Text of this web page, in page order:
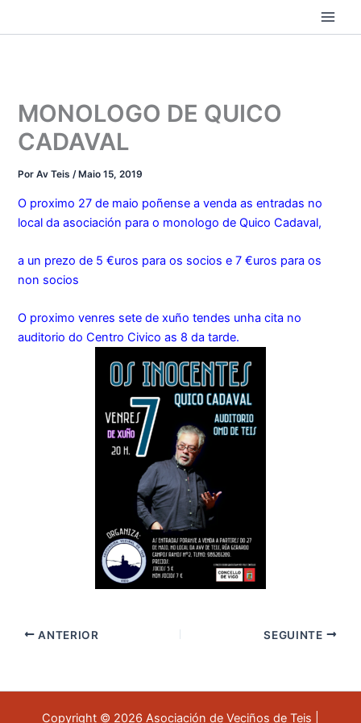
MONOLOGO DE QUICO
CADAVAL
PorAv Teis/ Maio 15, 2019
O proximo 27 de maio poñense a venda as entradas no
local da asociación para o monologo de Quico Cadaval,
a un prezo de 5 €uros para os socios e 7 €uros para os
non socios
O proximo venres sete de xuño tendes unha cita no
auditorio do Centro Civico as 8 da tarde.
ANTERIOR SEGUINTE
Copyright © 2026 Asociación de Veciños de Teis |